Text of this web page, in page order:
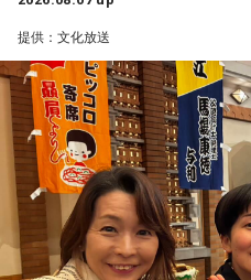
の人たちがどう思うか、どう
がどう感じるか、どうしたい
やってきます。
【2位】天秤座（てんびん座）
客観的に物事を考えていくこ
ょう。あなただけの考えで選
人たちの意見を聞いて、参考
ってきます。
提供：文化放送